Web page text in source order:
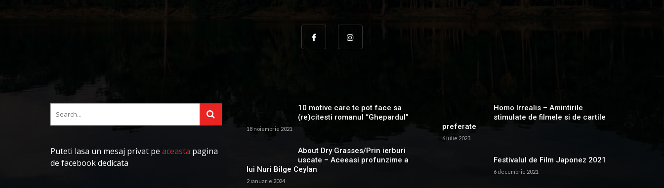
Puteti lasa un mesaj privat pe aceasta pagina
de facebook dedicata
10 motive care te pot face sa
(re)citesti romanul “Ghepardul”
18 noiembrie 2021
About Dry Grasses/Prin ierburi
uscate – Aceeasi profunzime a
lui Nuri Bilge Ceylan
2 ianuarie 2024
Homo Irrealis – Amintirile
stimulate de filmele si de cartile
preferate
6 iulie 2023
Festivalul de Film Japonez 2021
6 decembrie 2021